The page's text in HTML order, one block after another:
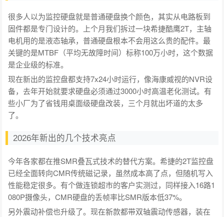
很多人以为监控硬盘就是普通硬盘换个颜色，其实从电路板到
固件都是专门设计的。上个月我们拆过一块希捷酷鹰2T，主轴
电机用的是液态轴承，普通硬盘根本不会用这么贵的配件。最
关键的是MTBF（平均无故障时间）标称100万小时，这个数据
是企业级的标准。
现在新出的监控盘都支持7x24小时运行，像海康威视的NVR设
备，去年开始就要求硬盘必须通过3000小时高温老化测试。有
些小厂为了省钱用桌面级硬盘改装，三个月就出坏道的太多
了。
2026年新出的几个技术亮点
今年各家都在推SMR叠瓦式技术的替代方案。希捷的2T监控盘
已经全面转向CMR传统磁记录，虽然成本高了点，但随机写入
性能稳定很多。有个做连锁超市的客户实测过，同样接入16路1
080P摄像头，CMR硬盘的丢帧率比SMR版本低37%。
另外震动补偿也升级了。现在新款都带双轴震动传感器，装在